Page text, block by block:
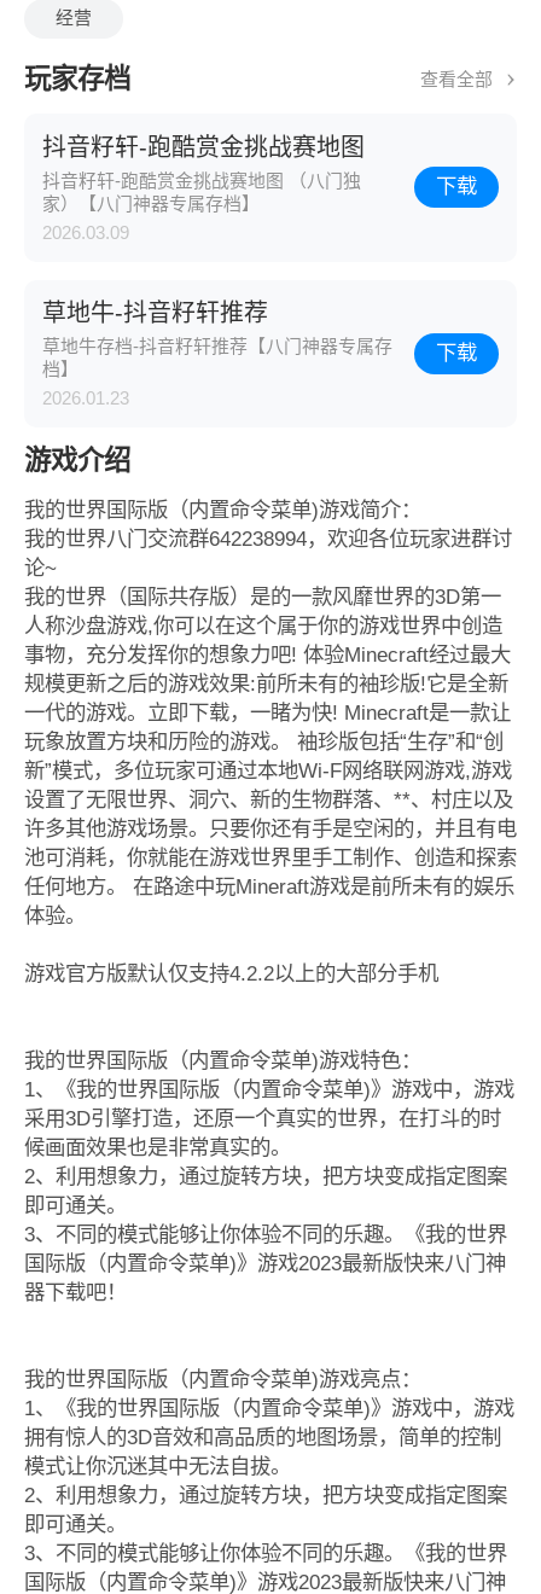
经营
玩家存档 查看全部
抖音籽轩-跑酷赏金挑战赛地图
抖音籽轩-跑酷赏金挑战赛地图 （八门独
家）【八门神器专属存档】
2026.03.09
下载
草地牛-抖音籽轩推荐
草地牛存档-抖音籽轩推荐【八门神器专属存
档】
2026.01.23
下载
游戏介绍
我的世界国际版（内置命令菜单)游戏简介：
我的世界八门交流群642238994，欢迎各位玩家进群讨
论~
我的世界（国际共存版）是的一款风靡世界的3D第一
人称沙盘游戏,你可以在这个属于你的游戏世界中创造
事物，充分发挥你的想象力吧! 体验Minecraft经过最大
规模更新之后的游戏效果:前所未有的袖珍版!它是全新
一代的游戏。立即下载，一睹为快! Minecraft是一款让
玩象放置方块和历险的游戏。 袖珍版包括“生存”和“创
新”模式，多位玩家可通过本地Wi-F网络联网游戏,游戏
设置了无限世界、洞穴、新的生物群落、**、村庄以及
许多其他游戏场景。只要你还有手是空闲的，并且有电
池可消耗，你就能在游戏世界里手工制作、创造和探索
任何地方。 在路途中玩Mineraft游戏是前所未有的娱乐
体验。
游戏官方版默认仅支持4.2.2以上的大部分手机
我的世界国际版（内置命令菜单)游戏特色：
1、《我的世界国际版（内置命令菜单)》游戏中，游戏
采用3D引擎打造，还原一个真实的世界，在打斗的时
候画面效果也是非常真实的。
2、利用想象力，通过旋转方块，把方块变成指定图案
即可通关。
3、不同的模式能够让你体验不同的乐趣。《我的世界
国际版（内置命令菜单)》游戏2023最新版快来八门神
器下载吧！
我的世界国际版（内置命令菜单)游戏亮点：
1、《我的世界国际版（内置命令菜单)》游戏中，游戏
拥有惊人的3D音效和高品质的地图场景，简单的控制
模式让你沉迷其中无法自拔。
2、利用想象力，通过旋转方块，把方块变成指定图案
即可通关。
3、不同的模式能够让你体验不同的乐趣。《我的世界
国际版（内置命令菜单)》游戏2023最新版快来八门神